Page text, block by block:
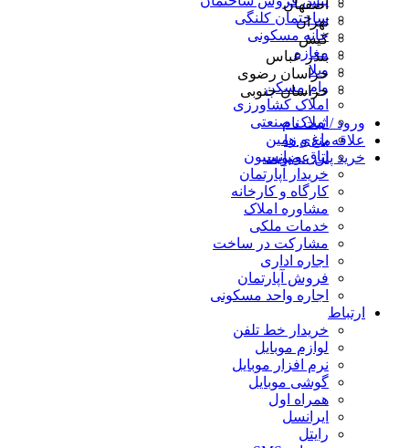
ساختمان کلنگی
خانه مسکونی
مغازه
ویلا
وام مسکن
املاک کشاورزی
املاک صنعتی
باغ و زمین
اتاق و پانسیون
خریدار آپارتمان
کارگاه و کارخانه
مشاوره املاک
خدمات ملکی
مشارکت در ساخت
اجاره اداری
فروش آپارتمان
اجاره واحد مسکونی
ارتباط
خریدار خط تلفن
لوازم موبایل
نرم افزار موبایل
گوشی موبایل
همراه اول
ایرانسل
رایتل
اصفهان
تهران
کیش
بندر عباس
خراسان رضوی
خراسان جنوبی
ورود / ثبت نام
علاقه‌مندی ها
خرید پلن عضویت